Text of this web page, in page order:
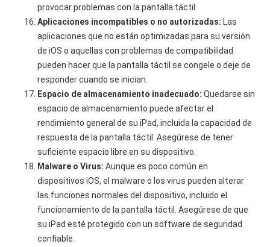
provocar problemas con la pantalla táctil.
Aplicaciones incompatibles o no autorizadas: Las
aplicaciones que no están optimizadas para su versión
de iOS o aquellas con problemas de compatibilidad
pueden hacer que la pantalla táctil se congele o deje de
responder cuando se inician.
Espacio de almacenamiento inadecuado: Quedarse sin
espacio de almacenamiento puede afectar el
rendimiento general de su iPad, incluida la capacidad de
respuesta de la pantalla táctil. Asegúrese de tener
suficiente espacio libre en su dispositivo.
Malware o Virus: Aunque es poco común en
dispositivos iOS, el malware o los virus pueden alterar
las funciones normales del dispositivo, incluido el
funcionamiento de la pantalla táctil. Asegúrese de que
su iPad esté protegido con un software de seguridad
confiable.